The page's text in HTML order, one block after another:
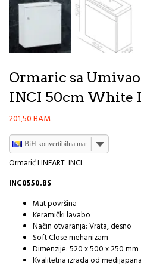
Ormaric sa
INCI 50cm White I
201,50BAM
BiH konvertibilna marka
Ormarić LINEART INCI
INC0550.BS
Mat površina
Keramički lavabo
Način otvaranja: Vrata, desno
Soft Close mehanizam
Dimenzije: 520 x 500 x 250 mm
Kvalitetna izrada od